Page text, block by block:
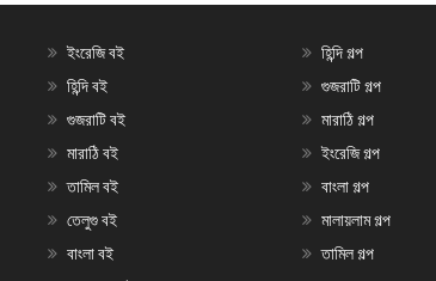
ইংরেজি বই
হিন্দি বই
গুজরাটি বই
মারাঠি বই
তামিল বই
তেলুগু বই
বাংলা বই
হিন্দি গল্প
গুজরাটি গল্প
মারাঠি গল্প
ইংরেজি গল্প
বাংলা গল্প
মালায়লাম গল্প
তামিল গল্প